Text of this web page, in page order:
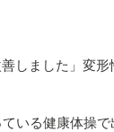
しました」変
いる健康体操